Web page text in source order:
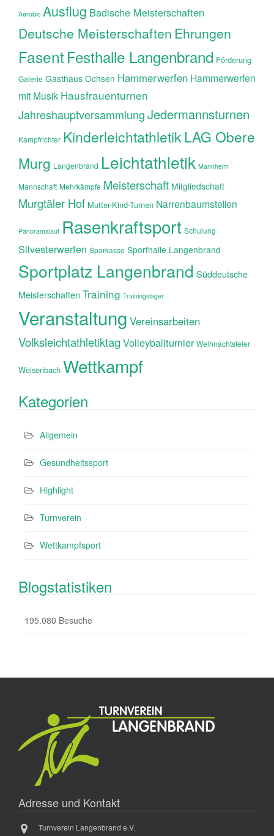
Aerobic Ausflug Badische Meisterschaften
Deutsche Meisterschaften Ehrungen
FasentFesthalle Langenbrand Förderung
Galerie Gasthaus Ochsen Hammerwerfen Hammerwerfen
mit Musik Hausfrauenturnen
JahreshauptversammlungJedermannsturnen
Kampfrichter KinderleichtathletikLAG Obere
Murg Langenbrand Leichtathletik Mannheim
Mannschaft Mehrkämpfe Meisterschaft Mitgliedschaft
Murgtäler Hof Mutter-Kind-Turnen Narrenbaumstellen
Panoramalauf Rasenkraftsport Schulung
Silvesterwerfen Sparkasse Sporthalle Langenbrand
Sportplatz Langenbrand Süddeutsche
Meisterschaften Training Trainingslager
Veranstaltung Vereinsarbeiten
Volksleichtathletiktag Volleyballturnier Weihnachtsfeier
Weisenbach Wettkampf
Kategorien
Allgemein
Gesundheitssport
Highlight
Turnverein
Wettkampfsport
Blogstatistiken
195.080 Besuche
Adresse und Kontakt
Turnverein Langenbrand e.V.